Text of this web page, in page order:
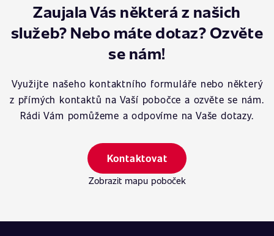
Zaujala Vás některá z našich
služeb? Nebo máte dotaz? Ozvěte
se nám!
Využijte našeho kontaktního formuláře nebo některý
z přímých kontaktů na Vaší pobočce a ozvěte se nám.
Rádi Vám pomůžeme a odpovíme na Vaše dotazy.
Kontaktovat
Zobrazit mapu poboček